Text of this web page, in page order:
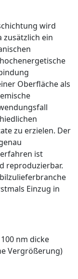
wird
zusätzlich ein
Oberfläche als
zu erzielen. Der
ist
reproduzierbar.
Einzug in
nm dicke
Vergrößerung)